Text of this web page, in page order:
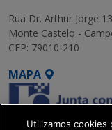
Rua Dr. Arthur Jorge
Monte Castelo -
CEP: 79010-210
MAPA
Utilizamos cookies